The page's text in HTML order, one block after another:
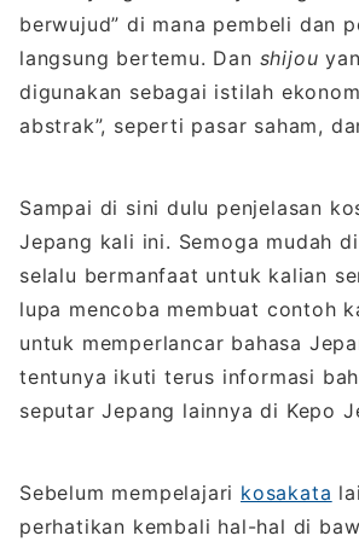
berwujud” di mana pembeli dan
langsung bertemu. Dan shijou
digunakan sebagai istilah
abstrak”, seperti pasar saham,
Sampai di sini dulu penjelasan
Jepang kali ini. Semoga mudah
selalu bermanfaat untuk kalian
lupa mencoba membuat contoh
untuk memperlancar bahasa
tentunya ikuti terus informasi
seputar Jepang lainnya di Kepo
Sebelum mempelajari kosakata
perhatikan kembali hal-hal di